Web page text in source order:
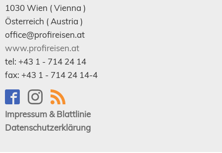
1030Wien ( Vienna )
Österreich ( Austria )
office@profireisen.at
www.profireisen.at
tel: +43 1 - 714 24 14
fax: +43 1 - 714 24 14-4
Impressum & Blattlinie
Datenschutzerklärung